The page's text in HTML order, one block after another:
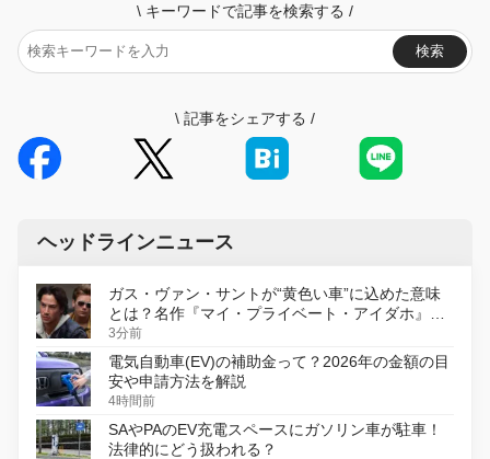
\ キーワードで記事を検索する /
検索
\ 記事をシェアする /
ヘッドラインニュース
ガス・ヴァン・サントが“黄色い車”に込めた意味
とは？名作『マイ・プライベート・アイダホ』が
初のデジタルリマスター版で復活
3分前
電気自動車(EV)の補助金って？2026年の金額の目
安や申請方法を解説
4時間前
SAやPAのEV充電スペースにガソリン車が駐車！
法律的にどう扱われる？